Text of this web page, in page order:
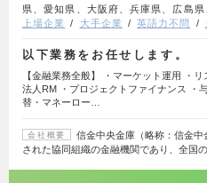
県、愛知県、大阪府、兵庫県、広島
上場企業
大手企業 英語力不問
以下業務をお任せします。
【金融業務全般】 ・マーケット運用 ・リ
法人RM ・プロジェクトファイナンス ・
替・マネーロー…
会社概要
信金中央金庫（略称：信金
された協同組織の金融機関であり、全国